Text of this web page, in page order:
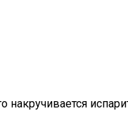
накручивается